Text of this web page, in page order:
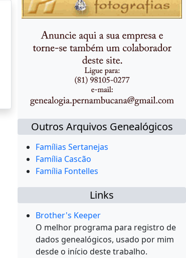
Outros Arquivos Genealógicos
Famílias Sertanejas
Família Cascão
Família Fontelles
Links
Brother's Keeper
O melhor programa para registro de
dados genealógicos, usado por mim
desde o início deste trabalho.